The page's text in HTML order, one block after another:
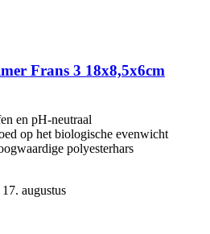
Frans 3 18x8,5x6cm
en pH-neutraal
op het biologische evenwicht
polyesterhars
augustus